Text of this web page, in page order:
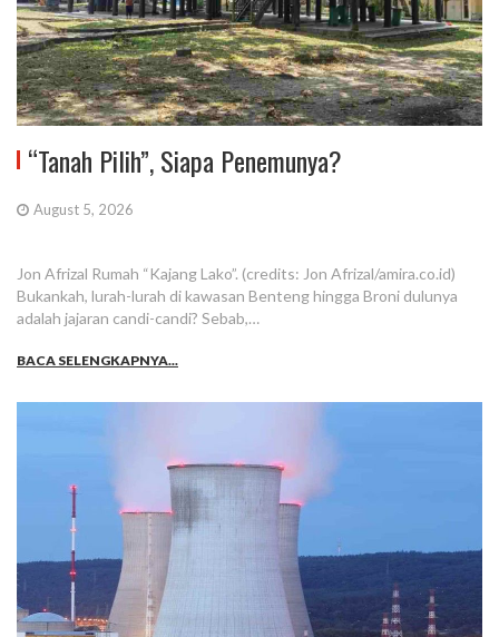
“Tanah Pilih”, Siapa Penemunya?
August 5, 2026
Jon Afrizal Rumah “Kajang Lako”. (credits: Jon Afrizal/amira.co.id)
Bukankah, lurah-lurah di kawasan Benteng hingga Broni dulunya
adalah jajaran candi-candi? Sebab,…
BACA SELENGKAPNYA...